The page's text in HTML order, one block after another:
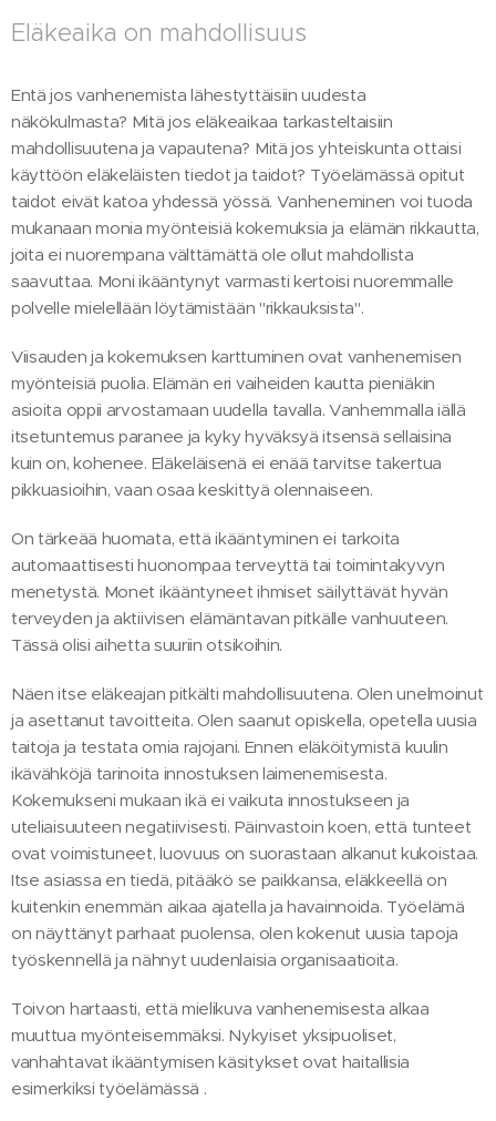
Eläkeaika on mahdollisuus
Entä jos vanhenemista lähestyttäisiin uudesta
näkökulmasta? Mitä jos eläkeaikaa tarkasteltaisiin
mahdollisuutena ja vapautena? Mitä jos yhteiskunta ottaisi
käyttöön eläkeläisten tiedot ja taidot? Työelämässä opitut
taidot eivät katoa yhdessä yössä. Vanheneminen voi tuoda
mukanaan monia myönteisiä kokemuksia ja elämän rikkautta,
joita ei nuorempana välttämättä ole ollut mahdollista
saavuttaa. Moni ikääntynyt varmasti kertoisi nuoremmalle
polvelle mielellään löytämistään "rikkauksista".
Viisauden ja kokemuksen karttuminen ovat vanhenemisen
myönteisiä puolia. Elämän eri vaiheiden kautta pieniäkin
asioita oppii arvostamaan uudella tavalla. Vanhemmalla iällä
itsetuntemus paranee ja kyky hyväksyä itsensä sellaisina
kuin on, kohenee. Eläkeläisenä ei enää tarvitse takertua
pikkuasioihin, vaan osaa keskittyä olennaiseen.
On tärkeää huomata, että ikääntyminen ei tarkoita
automaattisesti huonompaa terveyttä tai toimintakyvyn
menetystä. Monet ikääntyneet ihmiset säilyttävät hyvän
terveyden ja aktiivisen elämäntavan pitkälle vanhuuteen.
Tässä olisi aihetta suuriin otsikoihin.
Näen itse eläkeajan pitkälti mahdollisuutena. Olen unelmoinut
ja asettanut tavoitteita. Olen saanut opiskella, opetella uusia
taitoja ja testata omia rajojani. Ennen eläköitymistä kuulin
ikävähköjä tarinoita innostuksen laimenemisesta.
Kokemukseni mukaan ikä ei vaikuta innostukseen ja
uteliaisuuteen negatiivisesti. Päinvastoin koen, että tunteet
ovat voimistuneet, luovuus on suorastaan alkanut kukoistaa.
Itse asiassa en tiedä, pitääkö se paikkansa, eläkkeellä on
kuitenkin enemmän aikaa ajatella ja havainnoida. Työelämä
on näyttänyt parhaat puolensa, olen kokenut uusia tapoja
työskennellä ja nähnyt uudenlaisia organisaatioita.
Toivon hartaasti, että mielikuva vanhenemisesta alkaa
muuttua myönteisemmäksi. Nykyiset yksipuoliset,
vanhahtavat ikääntymisen käsitykset ovat haitallisia
esimerkiksi työelämässä .